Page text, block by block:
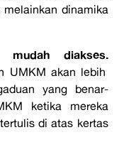
dinamika
mudah diakses.
UMKM akan lebih
yang benar-
ketika mereka
di atas kertas